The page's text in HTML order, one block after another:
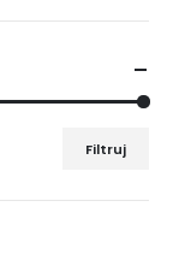
Filtruj